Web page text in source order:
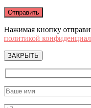
Нажимая кнопку
политикой
ЗАКРЫТЬ